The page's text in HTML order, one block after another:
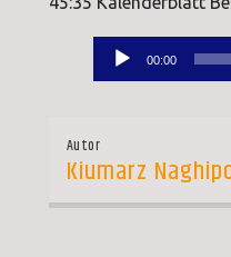
Audio-
Player
00:00
Autor
Kiumarz